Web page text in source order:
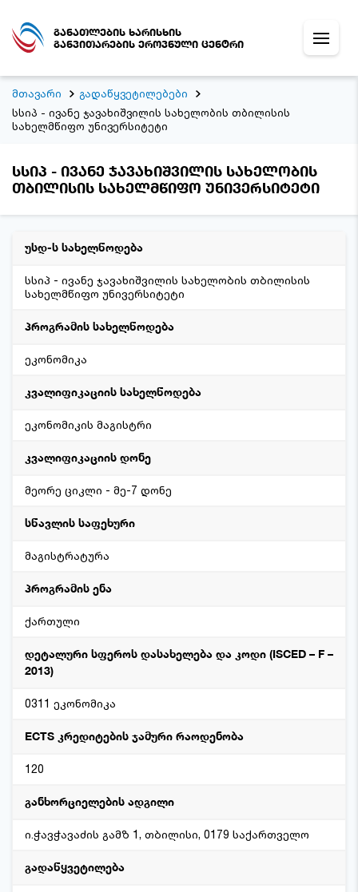
განათლების ხარისხის
განვითარების ეროვნული ცენტრი
მთავარი
გადაწყვეტილებები
სსიპ - ივანე ჯავახიშვილის სახელობის თბილისის
სახელმწიფო უნივერსიტეტი
სსიპ - ივანე ჯავახიშვილის სახელობის
თბილისის სახელმწიფო უნივერსიტეტი
უსდ-ს სახელწოდება
სსიპ - ივანე ჯავახიშვილის სახელობის თბილისის
სახელმწიფო უნივერსიტეტი
პროგრამის სახელწოდება
ეკონომიკა
კვალიფიკაციის სახელწოდება
ეკონომიკის მაგისტრი
კვალიფიკაციის დონე
მეორე ციკლი - მე-7 დონე
სწავლის საფეხური
მაგისტრატურა
პროგრამის ენა
ქართული
დეტალური სფეროს დასახელება და კოდი (ISCED – F –
2013)
0311 ეკონომიკა
ECTS კრედიტების ჯამური რაოდენობა
120
განხორციელების ადგილი
ი.ჭავჭავაძის გამზ 1, თბილისი, 0179 საქართველო
გადაწყვეტილება